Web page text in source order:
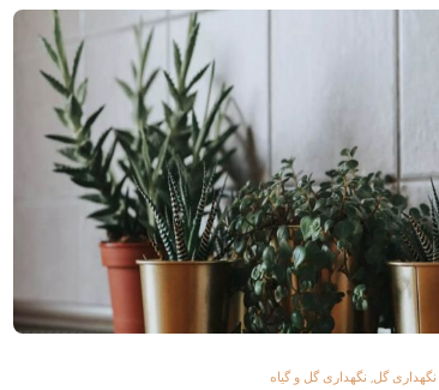
نگهداری گل, نگهداری گل و گیاه